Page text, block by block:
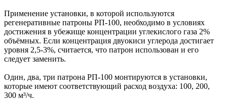
Применение установки, в которой используются
регенеративные патроны РП-100, необходимо в условиях
достижения в убежище концентрации углекислого газа 2%
объёмных. Если концентрация двуокиси углерода достигает
уровня 2,5-3%, считается, что патрон использован и его
следует заменить.
Один, два, три патрона РП-100 монтируются в установки,
которые имеют соответствующий расход воздуха: 100, 200,
300 м³/ч.